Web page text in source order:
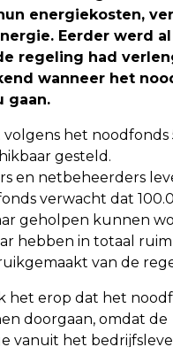
energiekosten,
Eerder werd
regeling had
wanneer het
gaan.
het noodfonds
gesteld.
en netbeheerders
verwacht dat
geholpen kunnen
hebben in totaal ruim
van de
het erop dat het
doorgaan, omdat de
vanuit het